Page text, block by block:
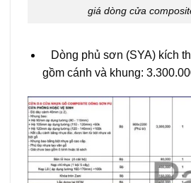
giá dòng cửa
Dòng phủ sơn (SYA) kích
gồm cánh và khung: